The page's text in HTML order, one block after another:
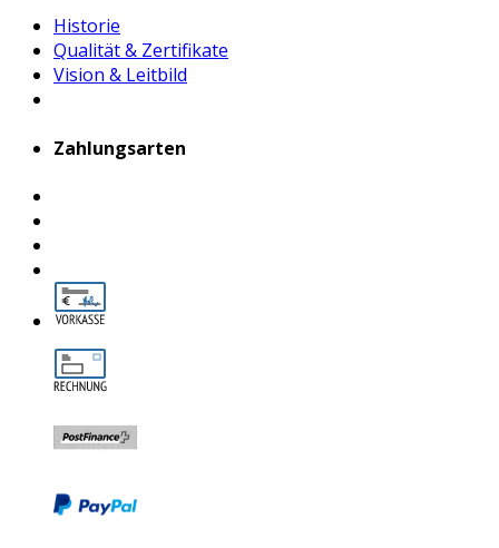
Historie
Qualität & Zertifikate
Vision & Leitbild
Zahlungsarten